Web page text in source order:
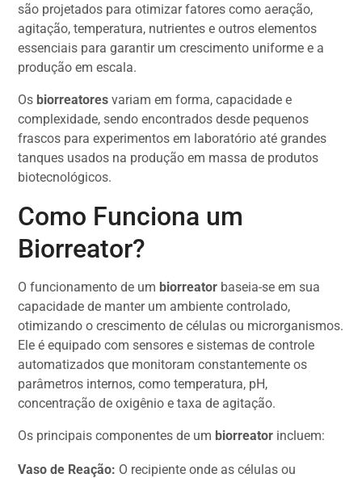
são projetados para otimizar fatores como aeração,
agitação, temperatura, nutrientes e outros elementos
essenciais para garantir um crescimento uniforme e a
produção em escala.
Os biorreatores variam em forma, capacidade e
complexidade, sendo encontrados desde pequenos
frascos para experimentos em laboratório até grandes
tanques usados na produção em massa de produtos
biotecnológicos.
Como Funciona um
Biorreator?
O funcionamento de um biorreator baseia-se em sua
capacidade de manter um ambiente controlado,
otimizando o crescimento de células ou microrganismos.
Ele é equipado com sensores e sistemas de controle
automatizados que monitoram constantemente os
parâmetros internos, como temperatura, pH,
concentração de oxigênio e taxa de agitação.
Os principais componentes de um biorreator incluem:
Vaso de Reação: O recipiente onde as células ou